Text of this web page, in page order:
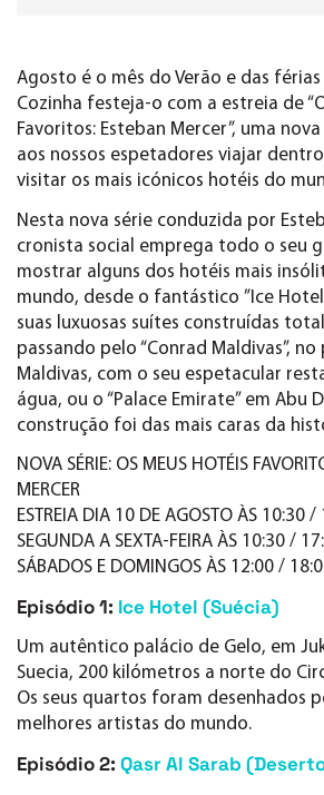
Agosto é o mês do Verão e das férias
Cozinha festeja-o com a estreia de
Favoritos: Esteban Mercer”, uma
aos nossos espetadores viajar dentro
visitar os mais icónicos hotéis do
Nesta nova série conduzida por
cronista social emprega todo o seu
mostrar alguns dos hotéis mais
mundo, desde o fantástico ”Ice
suas luxuosas suítes construídas
passando pelo “Conrad Maldivas”,
Maldivas, com o seu espetacular
água, ou o “Palace Emirate” em Abu
construção foi das mais caras da
NOVA SÉRIE: OS MEUS HOTÉIS
MERCER
ESTREIA DIA 10 DE AGOSTO ÀS 10:30
SEGUNDA A SEXTA-FEIRA ÀS 10:30 /
SÁBADOS E DOMINGOS ÀS 12:00 /
Episódio 1: Ice Hotel (Suécia)
Um autêntico palácio de Gelo, em
Suecia, 200 kilómetros a norte do
Os seus quartos foram desenhados
melhores artistas do mundo.
Episódio 2: Qasr Al Sarab